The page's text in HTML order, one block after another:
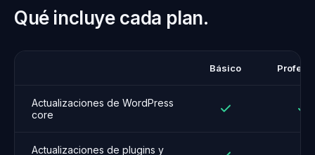
Qué incluye cada plan.
Básico
Actualizaciones de WordPress
core
Actualizaciones de plugins y